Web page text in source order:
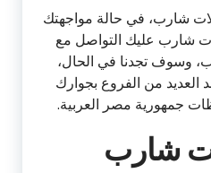
شارب، في حالة مواجهتك
شارب عليك التواصل مع
وسوف تجدنا في الحال،
من الفروع بجوارك
جمهورية مصر العربية.
شارب